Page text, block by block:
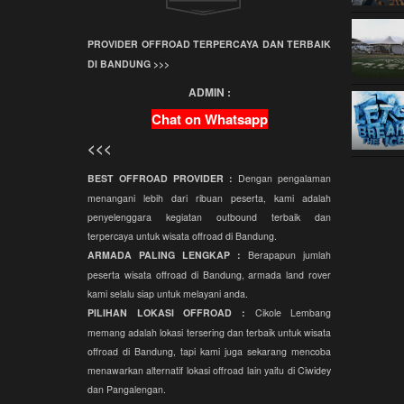
Offroad Bandung
Grafika Cikole
Terminal Wisata
Grafika Cikole
Capacity Building
Team Building
Offroad Amazing
Race
Wisata Bandung
Offroad
Paintball
Bandung
PROVIDER OFFROAD TERPERCAYA DAN TERBAIK
DI BANDUNG >>>
ADMIN :
Chat on Whatsapp
<<<
BEST OFFROAD PROVIDER : Dengan pengalaman
menangani lebih dari ribuan peserta, kami adalah
penyelenggara kegiatan outbound terbaik dan
terpercaya untuk wisata offroad di Bandung.
ARMADA PALING LENGKAP :Berapapun jumlah
peserta wisata offroad di Bandung, armada land rover
kami selalu siap untuk melayani anda.
PILIHAN LOKASI OFFROAD : Cikole Lembang
memang adalah lokasi tersering dan terbaik untuk wisata
offroad di Bandung, tapi kami juga sekarang mencoba
menawarkan alternatif lokasi offroad lain yaitu di Ciwidey
dan Pangalengan.